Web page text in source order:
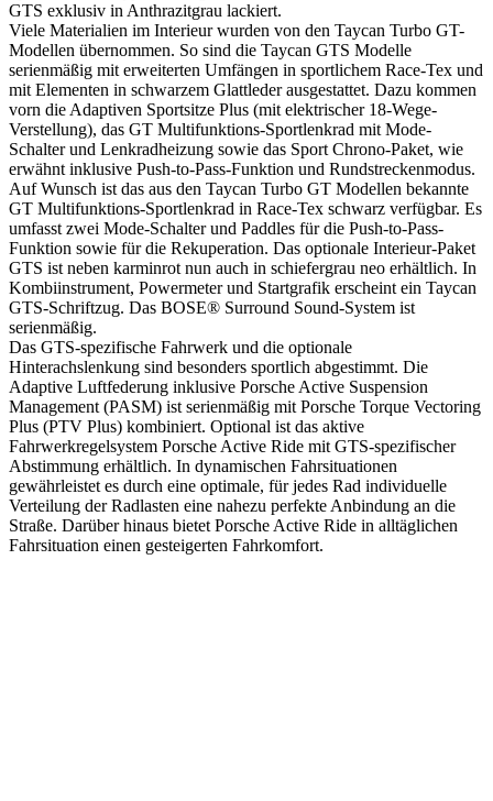
GTS exklusiv in Anthrazitgrau lackiert.
Viele Materialien im Interieur wurden von den Taycan Turbo GT-
Modellen übernommen. So sind die Taycan GTS Modelle
serienmäßig mit erweiterten Umfängen in sportlichem Race-Tex und
mit Elementen in schwarzem Glattleder ausgestattet. Dazu kommen
vorn die Adaptiven Sportsitze Plus (mit elektrischer 18-Wege-
Verstellung), das GT Multifunktions-Sportlenkrad mit Mode-
Schalter und Lenkradheizung sowie das Sport Chrono-Paket, wie
erwähnt inklusive Push-to-Pass-Funktion und Rundstreckenmodus.
Auf Wunsch ist das aus den Taycan Turbo GT Modellen bekannte
GT Multifunktions-Sportlenkrad in Race-Tex schwarz verfügbar. Es
umfasst zwei Mode-Schalter und Paddles für die Push-to-Pass-
Funktion sowie für die Rekuperation. Das optionale Interieur-Paket
GTS ist neben karminrot nun auch in schiefergrau neo erhältlich. In
Kombiinstrument, Powermeter und Startgrafik erscheint ein Taycan
GTS-Schriftzug. Das BOSE® Surround Sound-System ist
serienmäßig.
Das GTS-spezifische Fahrwerk und die optionale
Hinterachslenkung sind besonders sportlich abgestimmt. Die
Adaptive Luftfederung inklusive Porsche Active Suspension
Management (PASM) ist serienmäßig mit Porsche Torque Vectoring
Plus (PTV Plus) kombiniert. Optional ist das aktive
Fahrwerkregelsystem Porsche Active Ride mit GTS-spezifischer
Abstimmung erhältlich. In dynamischen Fahrsituationen
gewährleistet es durch eine optimale, für jedes Rad individuelle
Verteilung der Radlasten eine nahezu perfekte Anbindung an die
Straße. Darüber hinaus bietet Porsche Active Ride in alltäglichen
Fahrsituation einen gesteigerten Fahrkomfort.